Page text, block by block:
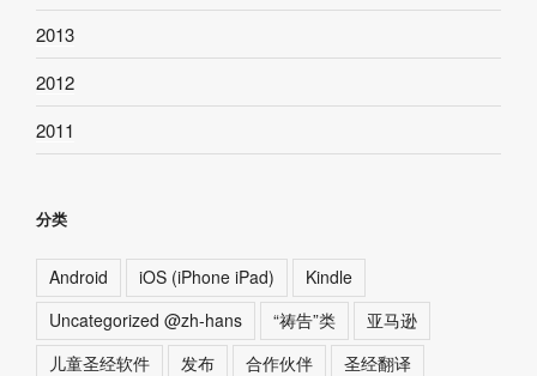
2013
2012
2011
分类
Android iOS (iPhone iPad)
Kindle
Uncategorized @zh-hans
“祷告”类
亚马逊
儿童圣经软件
发布 合作伙伴
圣经翻译